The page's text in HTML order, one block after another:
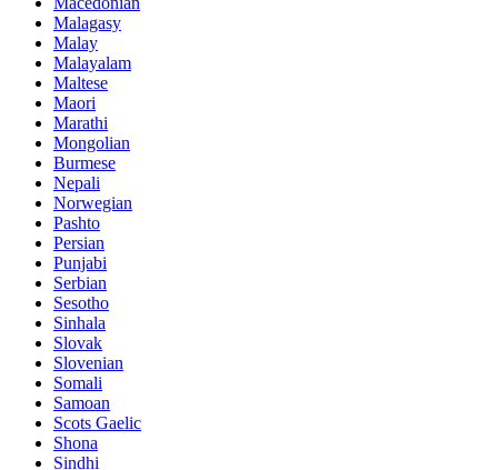
Malagasy
Malay
Malayalam
Maltese
Maori
Marathi
Mongolian
Burmese
Nepali
Norwegian
Pashto
Persian
Punjabi
Serbian
Sesotho
Sinhala
Slovak
Slovenian
Somali
Samoan
Scots Gaelic
Shona
Sindhi